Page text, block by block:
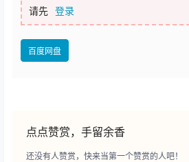
请先 登录
百度网盘
点点赞赏，手留余香
还没有人赞赏，快来当第一个赞赏的人吧！